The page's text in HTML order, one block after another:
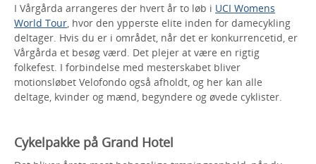
I Vårgårda arrangeres der hvert år to løb i UCI Womens
World Tour, hvor den ypperste elite inden for damecykling
deltager. Hvis du er i området, når det er konkurrencetid, er
Vårgårda et besøg værd. Det plejer at være en rigtig
folkefest. I forbindelse med mesterskabet bliver
motionsløbet Velofondo også afholdt, og her kan alle
deltage, kvinder og mænd, begyndere og øvede cyklister.
Cykelpakke på Grand Hotel